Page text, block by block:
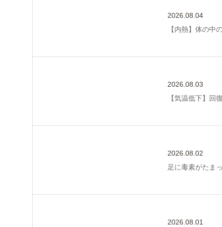
2026.08.04
【内熱】体の中
2026.08.03
【気温低下】回
2026.08.02
足に毒素がたま
2026.08.01